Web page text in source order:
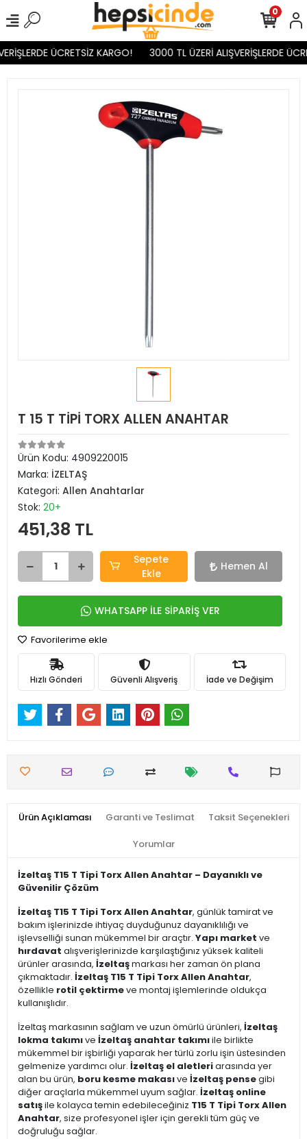
ÜCRETSİZ KARGO! 3000 TL ÜZERİ ALIŞVERİŞLERDE
0
T 15 T TİPİ TORX ALLEN ANAHTAR
Ürün Kodu: 4909220015
Marka: İZELTAŞ
Kategori: Allen Anahtarlar
Stok: 20+
451,38 TL
Sepete
Ekle
Hemen Al
WHATSAPP İLE SİPARİŞ VER
Favorilerime ekle
Hızlı Gönderi Güvenli Alışveriş İade ve Değişim
Ürün Açıklaması Garanti ve Teslimat Taksit Seçenekleri
Yorumlar
İzeltaş T15 T Tipi Torx Allen Anahtar – Dayanıklı ve
Güvenilir Çözüm
İzeltaş T15 T Tipi Torx Allen Anahtar, günlük tamirat ve
bakım işlerinizde ihtiyaç duyduğunuz dayanıklılığı ve
işlevselliği sunan mükemmel bir araçtır. Yapı market ve
hırdavat alışverişlerinizde karşılaştığınız yüksek kaliteli
ürünler arasında, İzeltaşmarkası her zaman ön plana
çıkmaktadır. İzeltaş T15 T Tipi Torx Allen Anahtar,
özellikle rotil çektirmeve montaj işlemlerinde oldukça
kullanışlıdır.
İzeltaş markasının sağlam ve uzun ömürlü ürünleri, İzeltaş
lokma takımıve İzeltaş anahtar takımıile birlikte
mükemmel bir işbirliği yaparak her türlü zorlu işin üstesinden
gelmenize yardımcı olur. İzeltaş el aletleriarasında yer
alan bu ürün, boru kesme makasıve İzeltaş pensegibi
diğer araçlarla mükemmel uyum sağlar. İzeltaş online
satışile kolayca temin edebileceğiniz T15 T Tipi Torx Allen
Anahtar, size profesyonel işler için gerekli tüm güç ve
doğruluğu sağlar.